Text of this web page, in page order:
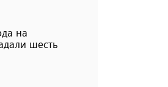
на
шесть